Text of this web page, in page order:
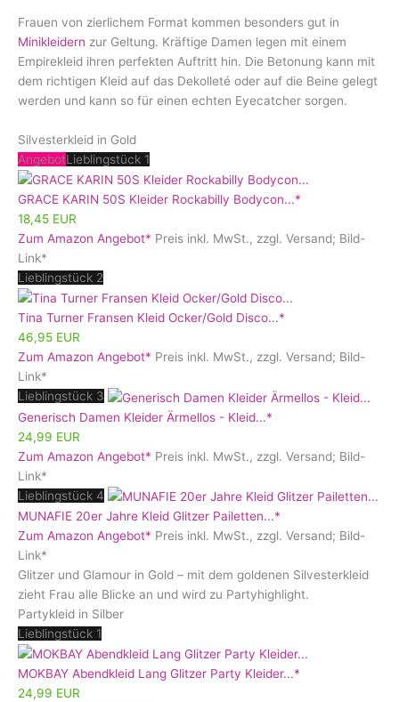
Frauen von zierlichem Format kommen besonders gut in
Minikleidern zur Geltung. Kräftige Damen legen mit einem
Empirekleid ihren perfekten Auftritt hin. Die Betonung kann mit
dem richtigen Kleid auf das Dekolleté oder auf die Beine gelegt
werden und kann so für einen echten Eyecatcher sorgen.
Silvesterkleid in Gold
AngebotLieblingstück 1
GRACE KARIN 50S Kleider Rockabilly Bodycon...*
18,45 EUR
Zum Amazon Angebot* Preis inkl. MwSt., zzgl. Versand; Bild-
Link*
Lieblingstück 2
Tina Turner Fransen Kleid Ocker/Gold Disco...*
46,95 EUR
Zum Amazon Angebot* Preis inkl. MwSt., zzgl. Versand; Bild-
Link*
Lieblingstück 3
Generisch Damen Kleider Ärmellos - Kleid...*
24,99 EUR
Zum Amazon Angebot* Preis inkl. MwSt., zzgl. Versand; Bild-
Link*
Lieblingstück 4
MUNAFIE 20er Jahre Kleid Glitzer Pailetten...*
Zum Amazon Angebot* Preis inkl. MwSt., zzgl. Versand; Bild-
Link*
Glitzer und Glamour in Gold – mit dem goldenen Silvesterkleid
zieht Frau alle Blicke an und wird zu Partyhighlight.
Partykleid in Silber
Lieblingstück 1
MOKBAY Abendkleid Lang Glitzer Party Kleider...*
24,99 EUR